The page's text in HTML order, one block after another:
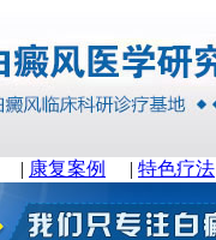
| 康复案例 | 特色疗法